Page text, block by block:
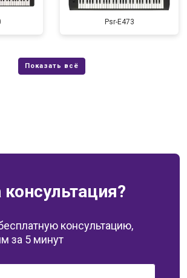
Psr-E473
консультацию,
за 5 минут